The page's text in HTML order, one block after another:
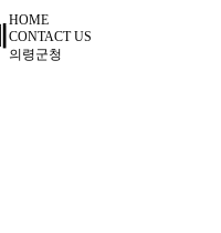
HOME
CONTACT US
의령군청